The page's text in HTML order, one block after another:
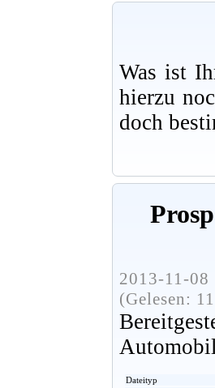
Was ist
hierzu
doch
2013-11-
(Gelesen:
Dateityp